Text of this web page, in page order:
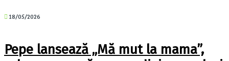
18/05/2026
Pepe lansează „Mă mut la mama”,